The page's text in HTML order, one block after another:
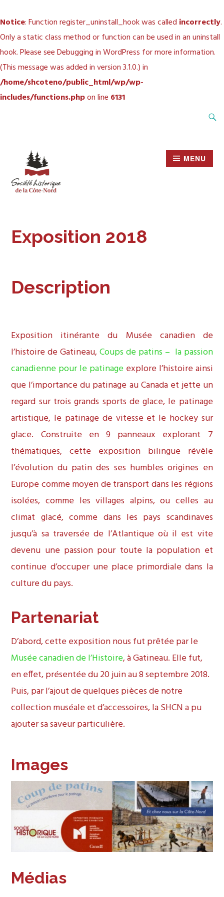
Notice: Function register_uninstall_hook was called incorrectly.
Only a static class method or function can be used in an uninstall
hook. Please seeDebugging in WordPress for more information.
(This message was added in version 3.1.0.) in
/home/shcoteno/public_html/wp/wp-
includes/functions.phpon line 6131
principal
MENU
Exposition 2018
Description
Exposition itinérante du Musée canadien de
l’histoire de Gatineau,Coups de patins – la passion
canadienne pour le patinage explore l’histoire ainsi
que l’importance du patinage au Canada et jette un
regard sur trois grands sports de glace, le patinage
artistique, le patinage de vitesse et le hockey sur
glace. Construite en 9 panneaux explorant 7
thématiques, cette exposition bilingue révèle
l’évolution du patin des ses humbles origines en
Europe comme moyen de transport dans les régions
isolées, comme les villages alpins, ou celles au
climat glacé, comme dans les pays scandinaves
jusqu’à sa traversée de l’Atlantique où il est vite
devenu une passion pour toute la population et
continue d’occuper une place primordiale dans la
culture du pays.
Partenariat
D’abord, cette exposition nous fut prêtée par le
Musée canadien de l’Histoire, à Gatineau. Elle fut,
en effet, présentée du 20 juin au 8 septembre 2018.
Puis, par l’ajout de quelques pièces de notre
collection muséale et d’accessoires, la SHCN a pu
ajouter sa saveur particulière.
Images
Médias